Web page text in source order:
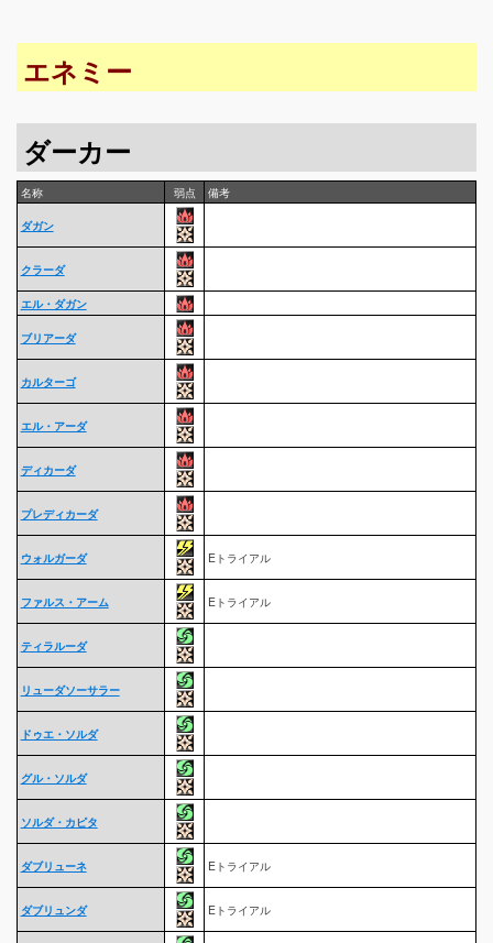
エネミー
ダーカー
名称 弱点
備考
ダガン
クラーダ
エル・ダガン
ブリアーダ
カルターゴ
エル・アーダ
ディカーダ
プレディカーダ
ウォルガーダ Eトライアル
ファルス・アーム Eトライアル
ティラルーダ
リューダソーサラー
ドゥエ・ソルダ
グル・ソルダ
ソルダ・カピタ
ダブリューネ Eトライアル
ダブリュンダ Eトライアル